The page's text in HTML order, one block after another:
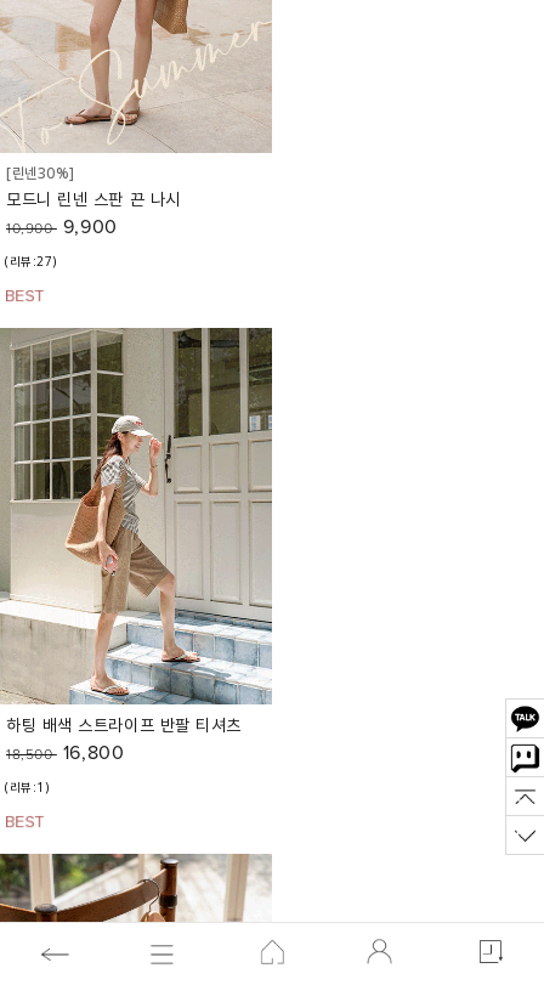
[린넨30%]
모드니 린넨 스판 끈 나시
10,900 9,900
(리뷰:27)
하팅 배색 스트라이프 반팔 티셔츠
18,500 16,800
(리뷰:1)